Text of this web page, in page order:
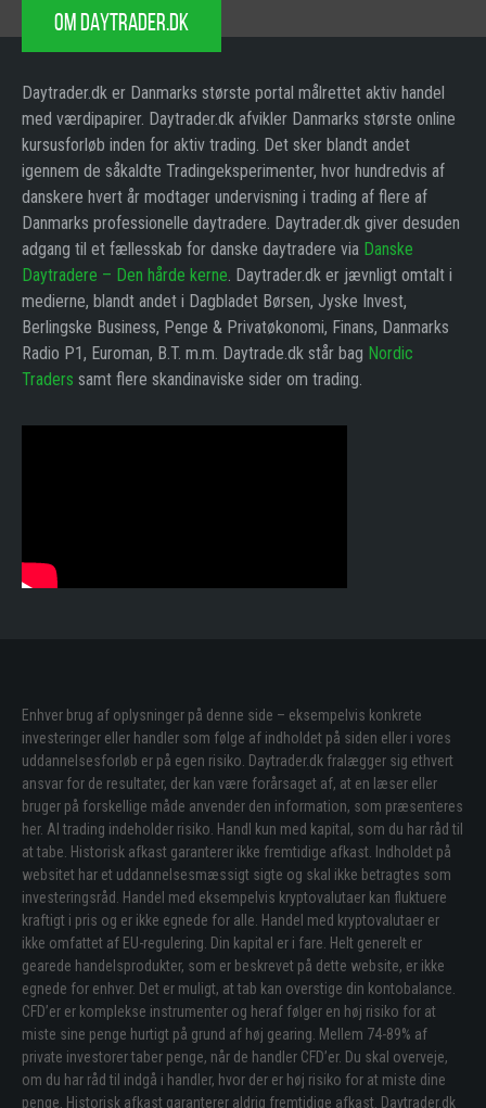
OM DAYTRADER.DK
Daytrader.dk er Danmarks største portal målrettet aktiv handel
med værdipapirer. Daytrader.dk afvikler Danmarks største online
kursusforløb inden for aktiv trading. Det sker blandt andet
igennem de såkaldte Tradingeksperimenter, hvor hundredvis af
danskere hvert år modtager undervisning i trading af flere af
Danmarks professionelle daytradere. Daytrader.dk giver desuden
adgang til et fællesskab for danske daytradere via Danske
Daytradere – Den hårde kerne. Daytrader.dk er jævnligt omtalt i
medierne, blandt andet i Dagbladet Børsen, Jyske Invest,
Berlingske Business, Penge & Privatøkonomi, Finans, Danmarks
Radio P1, Euroman, B.T. m.m. Daytrade.dk står bag Nordic
Traders samt flere skandinaviske sider om trading.
Enhver brug af oplysninger på denne side – eksempelvis konkrete
investeringer eller handler som følge af indholdet på siden eller i vores
uddannelsesforløb er på egen risiko. Daytrader.dk fralægger sig ethvert
ansvar for de resultater, der kan være forårsaget af, at en læser eller
bruger på forskellige måde anvender den information, som præsenteres
her. Al trading indeholder risiko. Handl kun med kapital, som du har råd til
at tabe. Historisk afkast garanterer ikke fremtidige afkast. Indholdet på
websitet har et uddannelsesmæssigt sigte og skal ikke betragtes som
investeringsråd. Handel med eksempelvis kryptovalutaer kan fluktuere
kraftigt i pris og er ikke egnede for alle. Handel med kryptovalutaer er
ikke omfattet af EU-regulering. Din kapital er i fare. Helt generelt er
gearede handelsprodukter, som er beskrevet på dette website, er ikke
egnede for enhver. Det er muligt, at tab kan overstige din kontobalance.
CFD’er er komplekse instrumenter og heraf følger en høj risiko for at
miste sine penge hurtigt på grund af høj gearing. Mellem 74-89% af
private investorer taber penge, når de handler CFD’er. Du skal overveje,
om du har råd til indgå i handler, hvor der er høj risiko for at miste dine
penge. Historisk afkast garanterer aldrig fremtidige afkast. Daytrader.dk